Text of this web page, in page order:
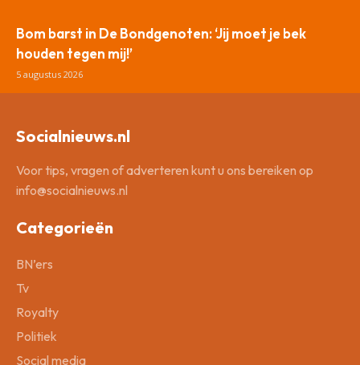
Bom barst in De Bondgenoten: ‘Jij moet je bek
houden tegen mij!’
5 augustus 2026
Socialnieuws.nl
Voor tips, vragen of adverteren kunt u ons bereiken op
info@socialnieuws.nl
Categorieën
BN’ers
Tv
Royalty
Politiek
Social media